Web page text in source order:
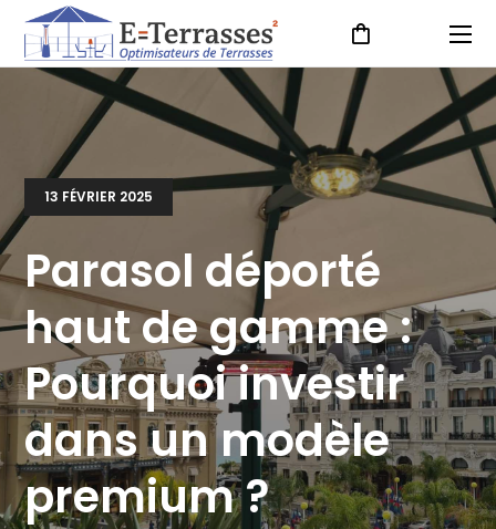
13 FÉVRIER 2025
Parasol déporté
haut de gamme :
Pourquoi investir
dans un modèle
premium ?